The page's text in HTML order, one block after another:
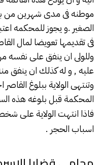
موطنه فى مدى شهرين من بدء
الصغير .و يجوز للمحكمه
فى تقديمها تعويضا لمال
وللولى ان ينفق على نفسه
عليه , و له كذلك ان ينفق
وتنتهى الولاية ببلوغ
المحكمة قبل بلوغه هذه
فاذا انتهت الولاية على
اسباب الحجر .